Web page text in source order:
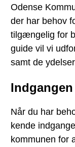
Odense
der har behov
tilgængelig for
guide vil vi
samt de
Når du har
kende
kommunen for